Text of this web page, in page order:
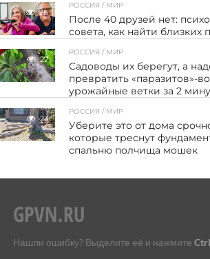
26
РОССИЯ / МИР
После 40 друзей нет:
совета, как найти близких
27
РОССИЯ / МИР
Садоводы их берегут, а
превратить «паразитов»-
урожайные ветки за 2
23
РОССИЯ / МИР
Уберите это от дома
которые треснут
спальню полчища мошек
Нашли ошибку? Выделите её и нажмите